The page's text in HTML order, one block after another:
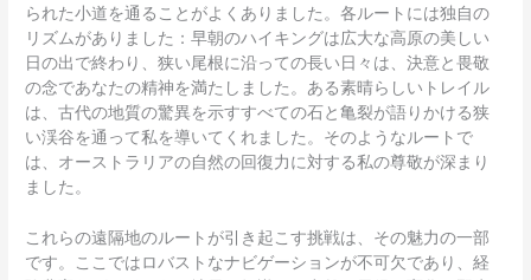
られた小道を通ることがよくありました。各ルートには独自の
リズムがありました：早朝のハイキングは広大な高原の美しい
日の出で終わり、狭い尾根に沿っての長い日々は、決意と畏敬
の念であなたの精神を満たしました。ある素晴らしいトレイル
は、古代の地質の驚異を示すすべての石と亀裂が語りかける狭
い渓谷を通って私を導いてくれました。そのようなルートで
は、オーストラリアの自然の回復力に対する私の尊敬が深まり
ました。
これらの遠隔地のルートが引き起こす挑戦は、その魅力の一部
です。ここではロバストなナビゲーションが不可欠であり、経